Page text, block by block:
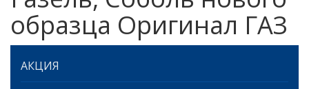
образца Оригинал ГАЗ
АКЦИЯ